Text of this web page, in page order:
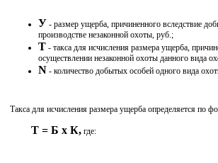
У - размер ущерба, причиненного вследствие
производстве незаконной охоты, руб.;
Т - такса для исчисления размера ущерба,
осуществлении незаконной охоты данного вида
N - количество добытых особей одного вида
Такса для исчисления размера ущерба определяется по
Т = Б x К, где: